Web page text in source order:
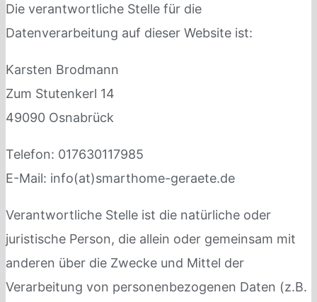
Die verantwortliche Stelle für die
Datenverarbeitung auf dieser Website ist:
Karsten Brodmann
Zum Stutenkerl 14
49090 Osnabrück
Telefon: 017630117985
E-Mail: info(at)smarthome-geraete.de
Verantwortliche Stelle ist die natürliche oder
juristische Person, die allein oder gemeinsam mit
anderen über die Zwecke und Mittel der
Verarbeitung von personenbezogenen Daten (z.B.